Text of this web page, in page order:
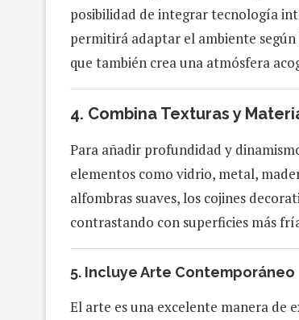
posibilidad de integrar tecnología
permitirá adaptar el ambiente según
que también crea una atmósfera
4. Combina Texturas y
Para añadir profundidad y
elementos como vidrio, metal,
alfombras suaves, los cojines
contrastando con superficies más
5. Incluye Arte Contemporáneo
El arte es una excelente manera de